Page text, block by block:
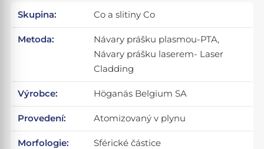
Skupina: Co a slitiny Co
Metoda:
Návary prášku plasmou-PTA,
Návary prášku laserem- Laser
Cladding
Výrobce: Höganäs Belgium SA
Provedení: Atomizovaný v plynu
Morfologie: Sférické částice